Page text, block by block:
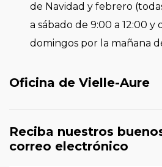
de Navidad y febrero
a sábado de 9:00 a 12:00 y
domingos por la mañana
Oficina de Vielle-Aure
Reciba nuestros
correo electrónico